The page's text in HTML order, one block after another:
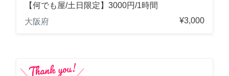
【何でも屋/土日限定】3000円/1時間
大阪府
¥3,000